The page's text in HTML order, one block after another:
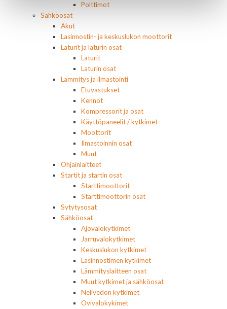
Polttimot
Sähköosat
Akut
Lasinnostin- ja keskuslukon moottorit
Laturit ja laturin osat
Laturit
Laturin osat
Lämmitys ja ilmastointi
Etuvastukset
Kennot
Kompressorit ja osat
Käyttöpaneelit / kytkimet
Moottorit
Ilmastoinnin osat
Muut
Ohjainlaitteet
Startit ja startin osat
Starttimoottorit
Starttimoottorin osat
Sytytysosat
Sähköosat
Ajovalokytkimet
Jarruvalokytkimet
Keskuslukon kytkimet
Lasinnostimen kytkimet
Lämmityslaitteen osat
Muut kytkimet ja sähköosat
Nelivedon kytkimet
Ovivalokykimet